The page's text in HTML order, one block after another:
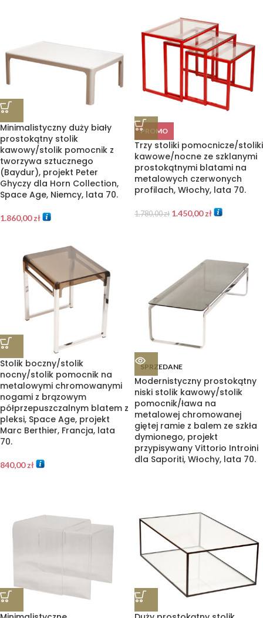
Minimalistyczny duży biały
prostokątny stolik
kawowy/stolik pomocnik z
tworzywa sztucznego
(Baydur), projekt Peter
Ghyczy dla Horn Collection,
Space Age, Niemcy, lata 70.
1.860,00zł
PROMO
Trzy stoliki pomocnicze/stoliki
kawowe/nocne ze szklanymi
prostokątnymi blatami na
metalowych czerwonych
profilach, Włochy, lata 70.
1.780,00zł 1.450,00zł
Stolik boczny/stolik
nocny/stolik pomocnik na
metalowymi chromowanymi
nogami z brązowym
półprzepuszczalnym blatem z
pleksi, Space Age, projekt
Marc Berthier, Francja, lata
70.
840,00zł
SPRZEDANE
Modernistyczny prostokątny
niski stolik kawowy/stolik
pomocnik/ława na
metalowej chromowanej
giętej ramie z balem ze szkła
dymionego, projekt
przypisywany Vittorio Introini
dla Saporiti, Włochy, lata 70.